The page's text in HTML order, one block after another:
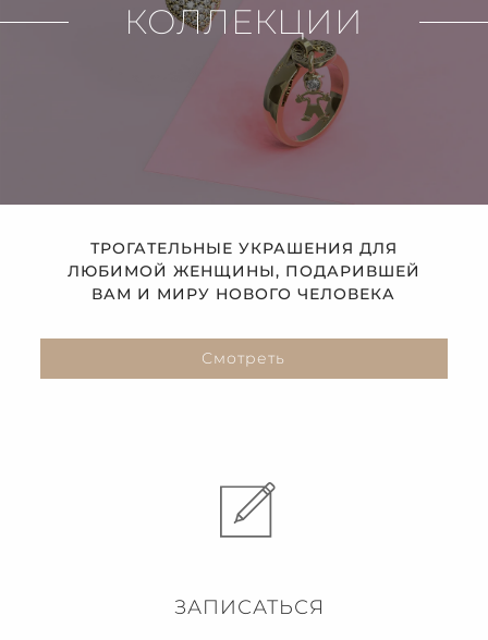
КОЛЛЕКЦИИ
ТРОГАТЕЛЬНЫЕ УКРАШЕНИЯ ДЛЯ
ЛЮБИМОЙ ЖЕНЩИНЫ, ПОДАРИВШЕЙ
ВАМ И МИРУ НОВОГО ЧЕЛОВЕКА
Смотреть
ЗАПИСАТЬСЯ